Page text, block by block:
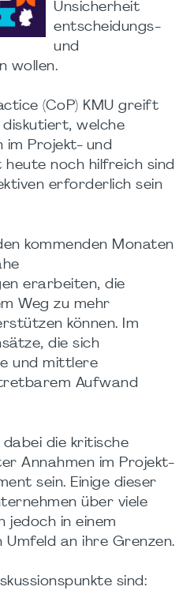
Unsicherheit
entscheidungs-
und
wollen.
(CoP) KMU greift
diskutiert, welche
im Projekt- und
noch hilfreich sind
erforderlich sein
kommenden Monaten
erarbeiten, die
Weg zu mehr
können. Im
die sich
und mittlere
Aufwand
die kritische
Annahmen im Projekt-
sein. Einige dieser
über viele
jedoch in einem
Umfeld an ihre Grenzen.
sind: